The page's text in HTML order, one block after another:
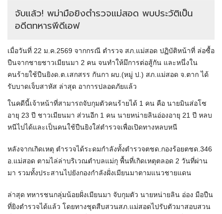
จับแล้ว! พม่ามือยิงตำรวจแม่สอด พบประวัติเป็น
อดีตทหารพีดีเอฟ
เมื่อวันที่ 22 ม.ค.2569 จากกรณี ตำรวจ สภ.แม่สอด ปฏิบัติหน้าที่ ล่อซื้อ
ปืนจากชายชาวเมียนมา 2 คน จนทำให้มึการต่อสู้กัน และหนึ่งใน
คนร้ายใช้ปืนยิงด.ต.เสกสรร กันกา ผบ.(หมู่ ป.) สภ.แม่สอด จ.ตาก ได้
รับบาดเจ็บสาหัส ล่าสุด อาการปลอดภัยแล้ว
ในคดีนี้เจ้าหน้าที่สามารถจับกุมตัวคนร้ายได้ 1 คน คือ นายมินส่อโซ
อายุ 23 ปี ชาวเมียนมา ส่วนอีก 1 คน นายหน่ายลินอ่องอายุ 21 ปี หลบ
หนีไปได้และเป็นคนใช้ปืนยิงใส่ตำรวจเพื่อเปิดทางหลบหนี
หลังจากเกิดเหตุ ตำรวจได้ระดมกำลังทั้งตำรวจตชด.กองร้อยตชด.346
อ.แม่สอด ตามไล่ล่าบริเวณตำบลแม่กุ พื้นที่เกิดเหตุตลอด 2 วันที่ผ่าน
มา รวมทั้งประสานไปยังกองกำลังฝั่งเมียนมาตามแนวชายแดน
ล่าสุด ทหารชนกลุ่มน้อยฝั่งเมียนมา จับกุมตัว นายหน่ายลิน อ่อง มือปืน
ที่ยิงตำรวจได้แล้ว โดยทางชุดสืบสวนสภ.แม่สอดไปรับตัวมาสอบสวน